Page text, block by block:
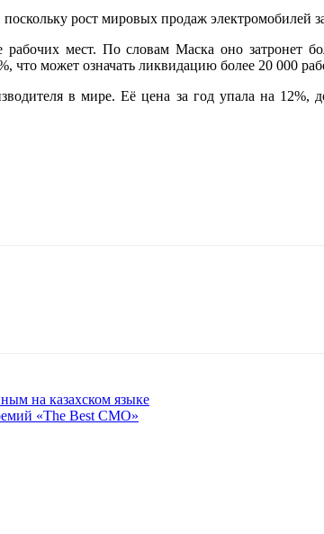
рост мировых продаж электромобилей
мест. По словам Маска оно затронет
что может означать ликвидацию более 20 000
в мире. Её цена за год упала на
на казахском языке
«The Best CMO»